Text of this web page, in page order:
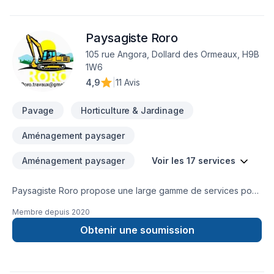
Paysagiste Roro
105 rue Angora, Dollard des Ormeaux, H9B
1W6
4,9
11 Avis
Pavage Horticulture & Jardinage
Aménagement paysager
Aménagement paysager Voir les 17 services
Paysagiste Roro propose une large gamme de services pour
extérieurs. Nous sommes spécialisés dans l'encadrement de
nos clients pour les aider à atteindre leurs objectifs
spécifiques en matière de paysagement. Notre entreprise est
Membre depuis 2020
Obtenir une soumission